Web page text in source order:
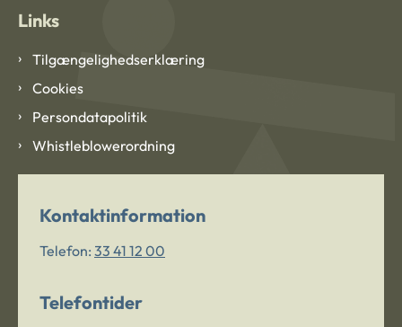
Links
Tilgængelighedserklæring
Cookies
Persondatapolitik
Whistleblowerordning
Kontaktinformation
Telefon: 33 41 12 00
Telefontider